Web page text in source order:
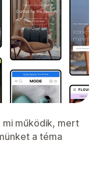
mi működik, mert
a téma